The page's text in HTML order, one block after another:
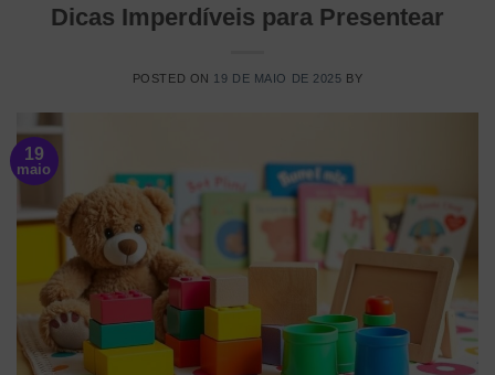
Dicas Imperdíveis para Presentear
POSTED ON 19 DE MAIO DE 2025 BY
19
maio